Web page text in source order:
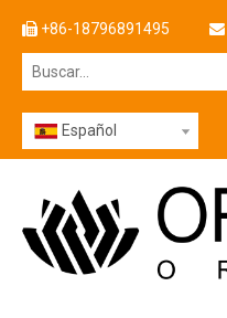
 +86-18796891495 
Español